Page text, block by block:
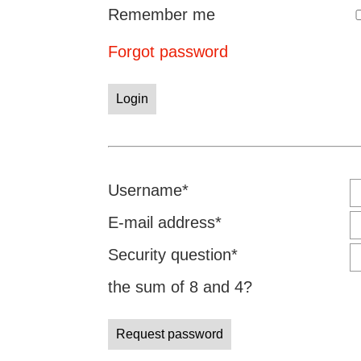
Remember me
Forgot password
Login
Mandatory
field
Username*
Mandatory
field
E-mail address*
Mandatory
field
Security question*
the sum of 8 and 4?
Request password